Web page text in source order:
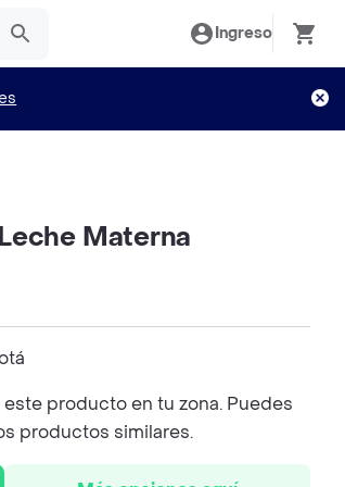
Ingreso
Materna
producto en tu zona. Puedes
productos similares.